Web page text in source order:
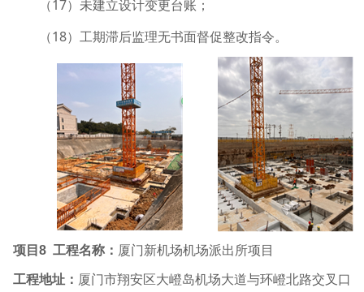
（17）未建立设计变更台账；
（18）工期滞后监理无书面督促整改指令。
项目 8 工程名称： 厦门新机场机场派出所项目
工程地址： 厦门市翔安区大嶝岛机场大道与环嶝北路交叉口